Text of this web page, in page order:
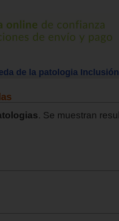
de la patologia Inclusión
. Se muestran